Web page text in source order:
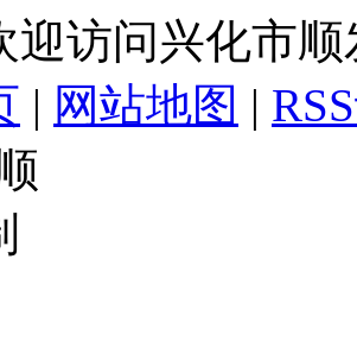
迎访问兴化市
| 网站地图 |